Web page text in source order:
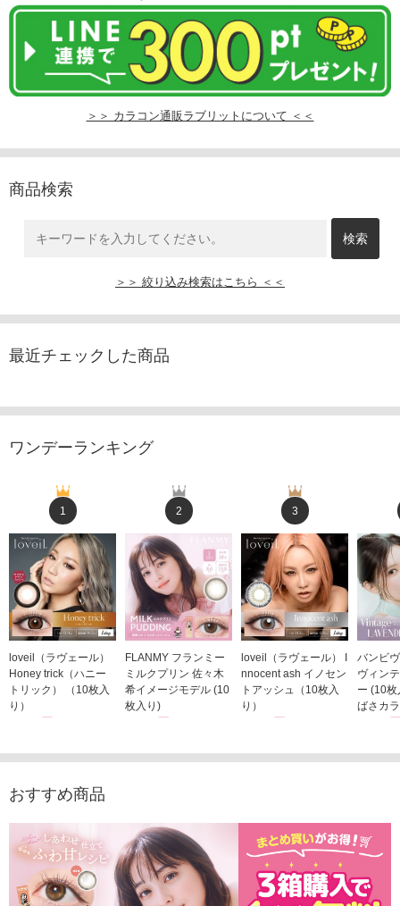
＞＞ カラコン通販ラブリットについて ＜＜
商品検索
＞＞ 絞り込み検索はこちら ＜＜
最近チェックした商品
ワンデーランキング
1
loveil（ラヴェール）
Honey trick（ハニー
トリック） （10枚入
り）
2
FLANMY フランミー
ミルクプリン 佐々木
希イメージモデル (10
枚入り)
3
loveil（ラヴェール） I
nnocent ash イノセン
トアッシュ（10枚入
り）
バンビ
ヴィン
ー (10
ばさカ
おすすめ商品